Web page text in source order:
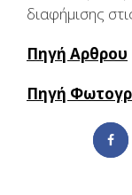
διαφήμισης
Πηγή Αρθρου
Πηγή